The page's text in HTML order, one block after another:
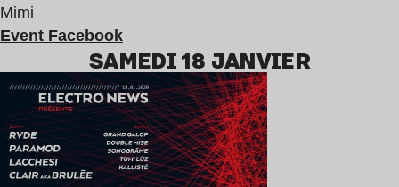
Mimi
Event Facebook
SAMEDI 18 JANVIER